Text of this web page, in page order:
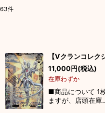
63件
【Vクランコレ
11,000円(税込)
在庫わずか
■商品について 1
ますが、店頭在庫